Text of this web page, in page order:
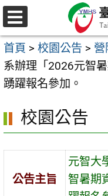
跳
至
主
要
內
區
選
單
首頁 > 校園公告 > 營
系辦理「2026元智
踴躍報名參加。
校園公告
公告主旨
元智大
智暑期